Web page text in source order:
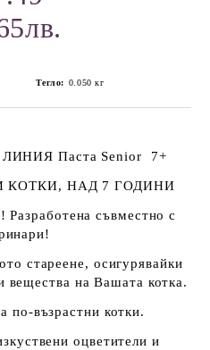
Тегло: 0.050 кг
Паста Senior 7+
КОТКИ, НАД 7 ГОДИНИ
Разработена съвместно с
стареене, осигурявайки
вещества на Вашата котка.
по-възрастни котки.
оцветители и